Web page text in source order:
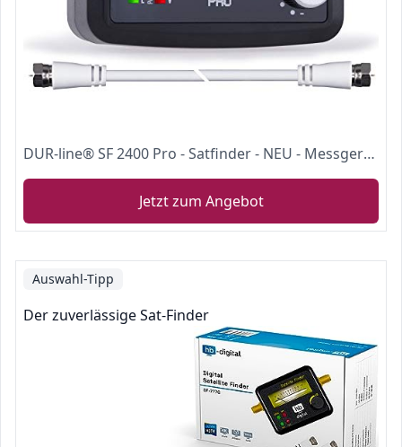
DUR-line® SF 2400 Pro - Satfinder - NEU - Messgerät zum exakten Ausrichten Ihrer digitalen Satelliten-Schüssel - Finder inkl. F-Kabel und verständlicher Anleitung in verschiedenen Sprachen (de/en/fr/es)
Jetzt zum Angebot
Auswahl-Tipp
Der zuverlässige Sat-Finder